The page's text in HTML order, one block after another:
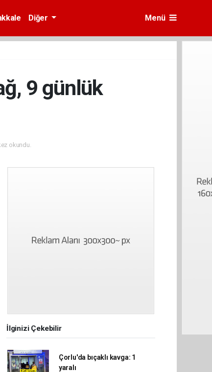
Diğer Menü
9 günlük
okundu.
İlginizi Çekebilir
Çorlu'da bıçaklı kavga: 1
yaralı